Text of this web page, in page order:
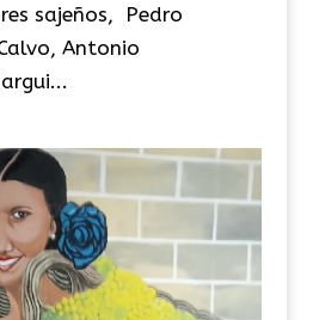
sajeños, Pedro
Antonio